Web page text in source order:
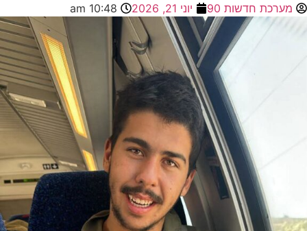
מערכת חדשות 90
יוני 21, 2026 10:48 am